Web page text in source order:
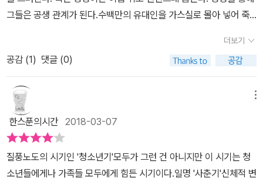
그들은 공생 관계가 된다.수백만의 유대인을 가스실로 몰아 넣어 죽
들에게는 책임을 묻지 않았다. 수천 명의 대한민국 국민을 때리고, 찌
르고, 죽인 것도 명령에 의해 이루어졌고, 단지 명령에 의해 방망이를
내리치고, 대검을 찌르고, 총을 쏜 병사들에게는 책임을 묻지 않았다.
명령이 방패가 되어줄 때 인간은 어디까지 사악해질 수 있는 걸
까? (p.22-3)비로소 나는 깨달았다. 그 애는 바로 나였다. 내 속의 또
하나의 나, 내가 계속 무시해 온 아이, 남들만 보느라고 한 번도 안아
주지 못했던 아이, 그것은 바로 내 자신이었다. 나는 행복하지 않았다.
나는 외로웠다. 나는 배려심이 깊고 착한 아이가 아니었다. 아니다, 그
모든 아이, 행복하고, 외롭지 않고, 배려심 깊고, 착한 아이도 역시
더보기
공감 (1) 댓글 (0)
한스푼의시간 2018-03-07
질풍노도의 시기인 '청소년기'모두가 그런 건 아니지만 이 시기는 청
소년들에게나 가족들 모두에게 힘든 시기이다.일명 '사춘기'신체적 변